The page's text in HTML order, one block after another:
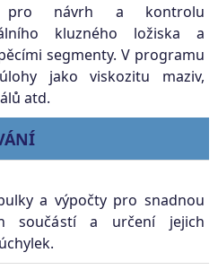
návrh a kontrolu
kluzného ložiska a
segmenty. V programu
jako viskozitu maziv,
atd.
a výpočty pro snadnou
součástí a určení jejich